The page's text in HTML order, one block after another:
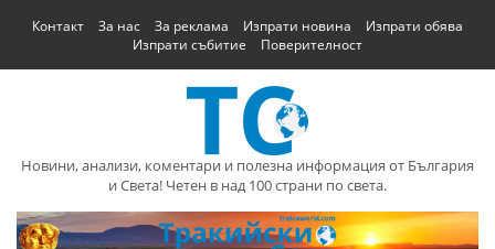
Контакт За нас За реклама Изпрати новина
Изпрати обява
Изпрати събитие
Поверителност
Новини, анализи, коментари и полезна информация от България
и Света! Четен в над 100 страни по света.